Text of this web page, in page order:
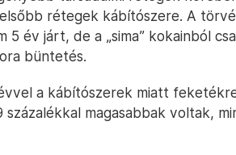
rétegek kábítószere. A
év járt, de a „sima” kokainból
büntetés.
a kábítószerek miatt
magasabbak voltak,